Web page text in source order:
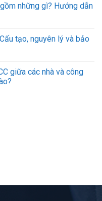
những gì? Hướng dẫn
tạo, nguyên lý và bảo
giữa các nhà và công